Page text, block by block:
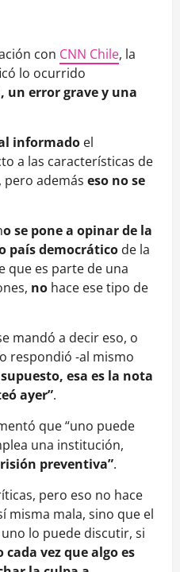
con CNN Chile, la
lo ocurrido
un error grave y una
informado el
a las características de
además eso no se
o se pone a opinar de la
país democrático de la
que es parte de una
no hace ese tipo de
mandó a decir eso, o
respondió -al mismo
esa es la nota
ayer”.
que “uno puede
una institución,
preventiva”.
pero eso no hace
misma mala, sino que el
lo puede discutir, si
cada vez que algo es